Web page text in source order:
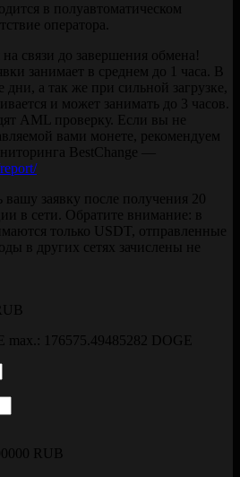
в полуавтоматическом
оператора.
на связи до завершения обмена!
занимает в среднем до 1 часа. В
а так же при сильной загрузке,
и может занимать до 3 часов.
AML проверку. Если вы не
вами монете, рекомендуем
BestChange —
заявку после получения 20
в сети. Обратите внимание: в
только USDT, отправленные
в других сетях зачислены не
max.: 176575.49485282 DOGE
RUB